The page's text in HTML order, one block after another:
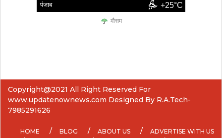
पंजाब +25°C
मौसम
Copyright@2021 All Right Reserved For
www.updatenownews.com Designed By R.A.Tech-
7985291626
HOME BLOG ABOUT US
ADVERTISE WITH US